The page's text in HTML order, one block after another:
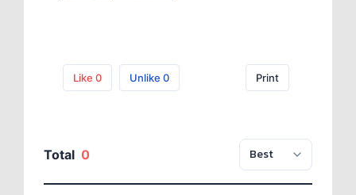
Like 0 Unlike 0 Print
Total 0